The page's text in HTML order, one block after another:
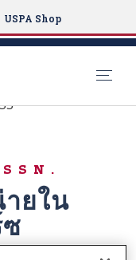
USPA Shop
ายใน
ซ